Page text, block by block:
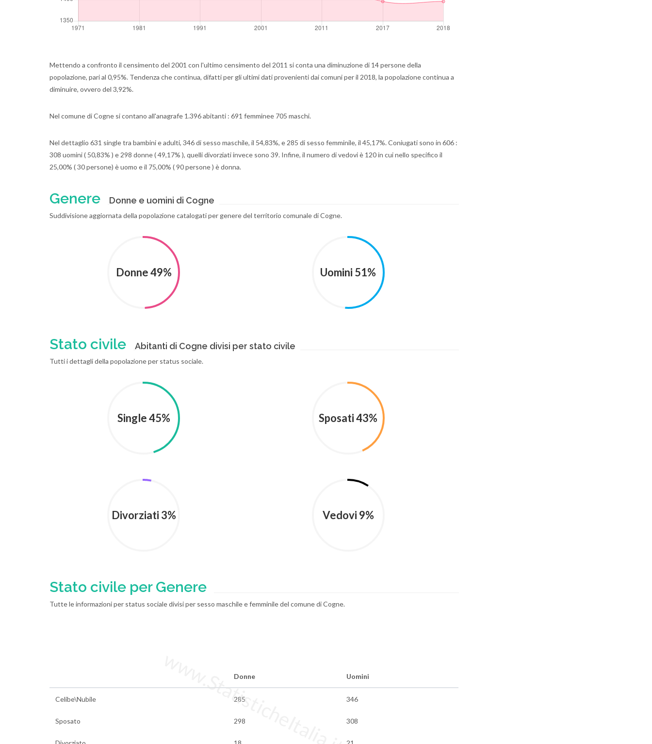
Mettendo a confronto il censimento del 2001 con l'ultimo censimento del 2011 si conta una diminuzione di 14 persone della
popolazione, pari al 0,95%. Tendenza che continua, difatti per gli ultimi dati provenienti dai comuni per il 2018, la popolazione continua a
diminuire, ovvero del 3,92%.
Nel comune di Cogne si contano all'anagrafe 1.396 abitanti : 691 femminee 705 maschi.
Nel dettaglio 631 single tra bambini e adulti, 346 di sesso maschile, il 54,83%, e 285 di sesso femminile, il 45,17%. Coniugati sono in 606 :
308 uomini ( 50,83% ) e 298 donne ( 49,17% ), quelli divorziati invece sono 39. Infine, il numero di vedovi è 120 in cui nello specifico il
25,00% ( 30 persone) è uomo e il 75,00% ( 90 persone ) è donna.
Genere Donne e uomini di Cogne
Suddivisione aggiornata della popolazione catalogati per genere del territorio comunale di Cogne.
Donne 49% Uomini 51%
Stato civile Abitanti di Cogne divisi per stato civile
Tutti i dettagli della popolazione per status sociale.
Single 45% Sposati 43%
Divorziati 3% Vedovi 9%
Stato civile per Genere
Tutte le informazioni per status sociale divisi per sesso maschile e femminile del comune di Cogne.
Donne Uomini
Celibe\Nubile 285 346
Sposato 298 308
www.StatisticheItalia.it